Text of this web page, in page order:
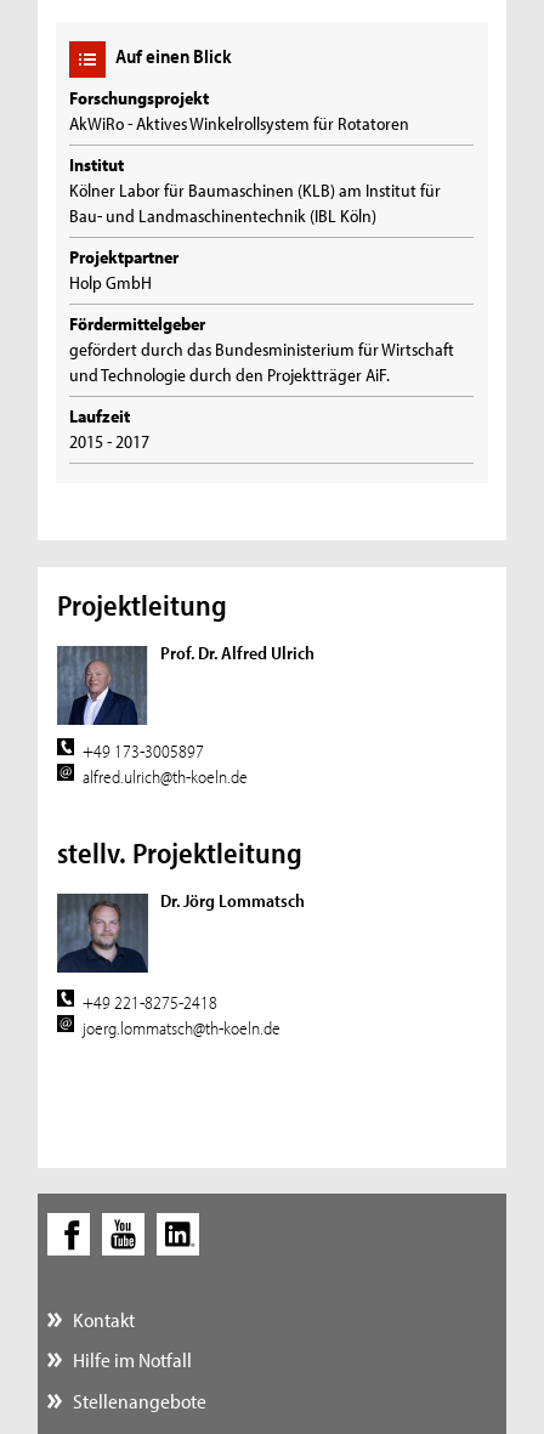
Auf einen Blick
Forschungsprojekt
AkWiRo - Aktives Winkelrollsystem für Rotatoren
Institut
Kölner Labor für Baumaschinen (KLB) am Institut für
Bau- und Landmaschinentechnik (IBL Köln)
Projektpartner
Holp GmbH
Fördermittelgeber
gefördert durch das Bundesministerium für Wirtschaft
und Technologie durch den Projektträger AiF.
Laufzeit
2015 - 2017
Projektleitung
Prof. Dr. Alfred Ulrich
+49 173-3005897
alfred.ulrich@th-koeln.de
stellv. Projektleitung
Dr. Jörg Lommatsch
+49 221-8275-2418
joerg.lommatsch@th-koeln.de
Kontakt
Hilfe im Notfall
Stellenangebote